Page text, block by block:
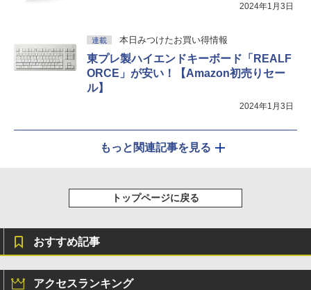
2024年1月3日
連載 本日みつけたお買い得情報
東プレ製ハイエンドキーボード「REALF
ORCE」が安い！【Amazon初売りセー
ル】
2024年1月3日
もっと関連記事を見る
トップページに戻る
おすすめ記事
アクセスランキング